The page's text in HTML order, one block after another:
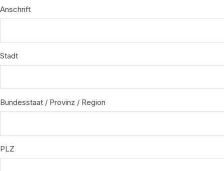
Anschrift
Stadt
Bundesstaat / Provinz / Region
PLZ